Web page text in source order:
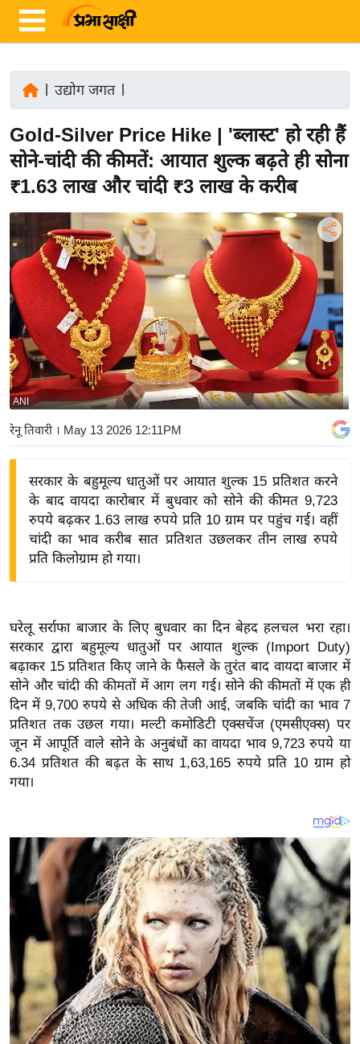
ज़ा
ख
र
रा
ष्ट्री
य
अं
त
र्रा
ष्ट्री
य
बि
ज़
ने
द्यो
वि
शे
ष
ज्ञ
रा
य
ब
ज
ट
ल
क्रि
के
P
L
2
0
2
उद्योग जगत|
Gold-Silver Price Hike | 'ब्लास्ट' हो रही हैं
सोने-चांदी की कीमतें: आयात शुल्क बढ़ते ही सोना
₹1.63 लाख और चांदी ₹3 लाख के करीब
ANI
रेनू तिवारी । May 13 2026 12:11PM
सरकार के बहुमूल्य धातुओं पर आयात शुल्क 15 प्रतिशत करने
के बाद वायदा कारोबार में बुधवार को सोने की कीमत 9,723
रुपये बढ़कर 1.63 लाख रुपये प्रति 10 ग्राम पर पहुंच गई। वहीं
चांदी का भाव करीब सात प्रतिशत उछलकर तीन लाख रुपये
प्रति किलोग्राम हो गया।
घरेलू सर्राफा बाजार के लिए बुधवार का दिन बेहद हलचल भरा रहा।
सरकार द्वारा बहुमूल्य धातुओं पर आयात शुल्क (Import Duty)
बढ़ाकर 15 प्रतिशत किए जाने के फैसले के तुरंत बाद वायदा बाजार में
सोने और चांदी की कीमतों में आग लग गई। सोने की कीमतों में एक ही
दिन में 9,700 रुपये से अधिक की तेजी आई, जबकि चांदी का भाव 7
प्रतिशत तक उछल गया। मल्टी कमोडिटी एक्सचेंज (एमसीएक्स) पर
जून में आपूर्ति वाले सोने के अनुबंधों का वायदा भाव 9,723 रुपये या
6.34 प्रतिशत की बढ़त के साथ 1,63,165 रुपये प्रति 10 ग्राम हो
गया।